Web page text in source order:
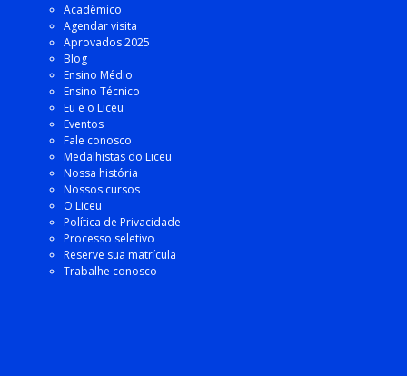
Acadêmico
Agendar visita
Aprovados 2025
Blog
Ensino Médio
Ensino Técnico
Eu e o Liceu
Eventos
Fale conosco
Medalhistas do Liceu
Nossa história
Nossos cursos
O Liceu
Política de Privacidade
Processo seletivo
Reserve sua matrícula
Trabalhe conosco